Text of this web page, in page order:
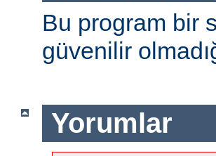
Bu program bir
güvenilir
Yorumlar